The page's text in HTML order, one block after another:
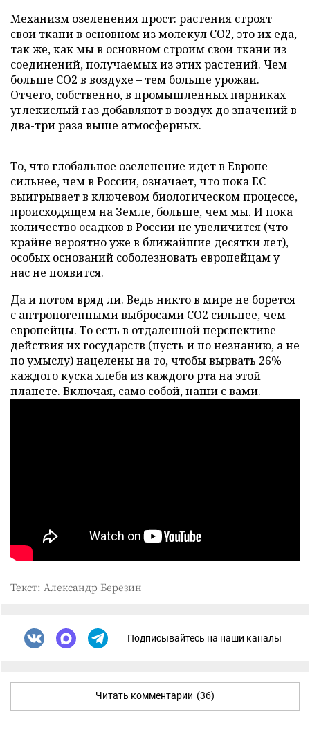
Механизм озеленения прост: растения строят
свои ткани в основном из молекул СО2, это их еда,
так же, как мы в основном строим свои ткани из
соединений, получаемых из этих растений. Чем
больше СО2 в воздухе – тем больше урожаи.
Отчего, собственно, в промышленных парниках
углекислый газ добавляют в воздух до значений в
два-три раза выше атмосферных.
То, что глобальное озеленение идет в Европе
сильнее, чем в России, означает, что пока ЕС
выигрывает в ключевом биологическом процессе,
происходящем на Земле, больше, чем мы. И пока
количество осадков в России не увеличится (что
крайне вероятно уже в ближайшие десятки лет),
особых оснований соболезновать европейцам у
нас не появится.
Да и потом вряд ли. Ведь никто в мире не борется
с антропогенными выбросами СО2 сильнее, чем
европейцы. То есть в отдаленной перспективе
действия их государств (пусть и по незнанию, а не
по умыслу) нацелены на то, чтобы вырвать 26%
каждого куска хлеба из каждого рта на этой
планете. Включая, само собой, наши с вами.
Текст: Александр Березин
Подписывайтесь на наши каналы
Читать комментарии (36)